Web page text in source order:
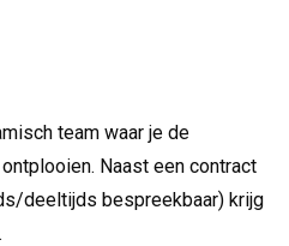
team waar je de
Naast een contract
deeltijds bespreekbaar) krijg